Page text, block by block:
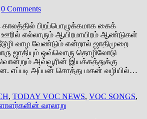
0 Comments
காலத்தில் பிறப்பொழுக்கமாக கைக்
எல்லாரும் ஆயிரமாயிரம் ஆண்டுகள்
வாழ வேண்டும் என்றால் ஜாதிமுறை
ஜாதியும் ஒவ்வொரு தொழிலோடு
அவ்வூரின் இயக்கத்துக்கு
எப்படி அப்பன் சொத்து மகன் வழியில்…
, TODAY VOC NEWS, VOC SONGS,
வரலாறு